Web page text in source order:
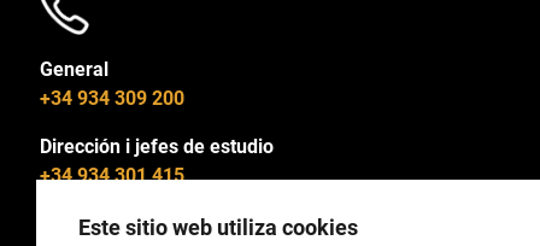
General
+34 934 309 200
Dirección i jefes de estudio
+34 934 301 415
Este sitio web utiliza cookies